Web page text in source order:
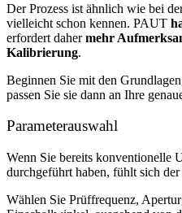
Der Prozess ist ähnlich wie bei
vielleicht schon kennen. PAUT
erfordert dahermehr
Kalibrierung.
Beginnen Sie mit den
passen Sie sie dann an Ihre
Parameterauswahl
Wenn Sie bereits konventionelle
durchgeführt haben, fühlt sich
Wählen Sie Prüffrequenz,